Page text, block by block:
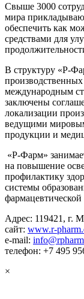
Свыше 3000
мира
обеспечить как
средствами для
В структуру «Р-
международным
заключены
локализации
ведущими
продукции и
«Р-Фарм»
на повышение
профилактику
системы
фармацевтической
Адрес: 119421, г.
сайт: www.r-
e-mail:
телефон: +7 495
×